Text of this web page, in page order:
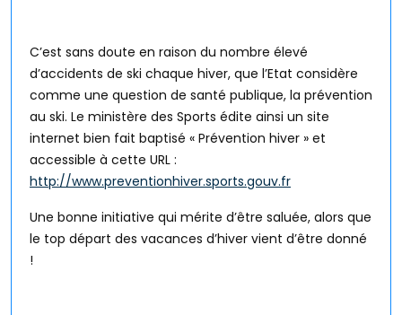
C’est sans doute en raison du nombre élevé
d’accidents de ski chaque hiver, que l’Etat considère
comme une question de santé publique, la prévention
au ski. Le ministère des Sports édite ainsi un site
internet bien fait baptisé « Prévention hiver » et
accessible à cette URL :
http://www.preventionhiver.sports.gouv.fr
Une bonne initiative qui mérite d’être saluée, alors que
le top départ des vacances d’hiver vient d’être donné
!